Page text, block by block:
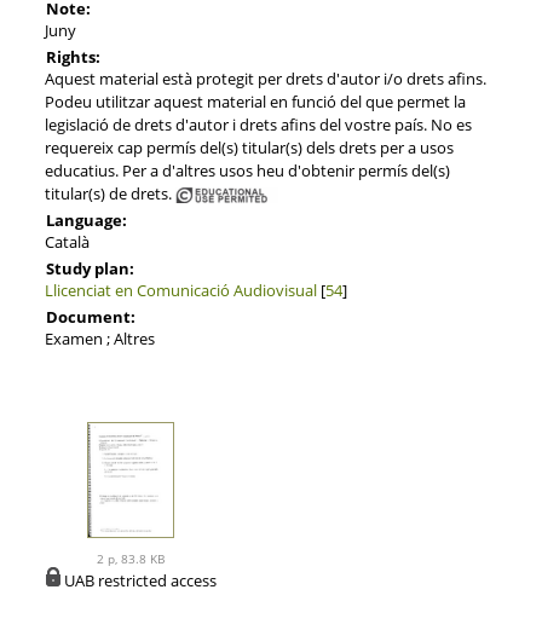
Note:
Juny
Rights:
Aquest material està protegit per drets d'autor i/o drets afins.
Podeu utilitzar aquest material en funció del que permet la
legislació de drets d'autor i drets afins del vostre país. No es
requereix cap permís del(s) titular(s) dels drets per a usos
educatius. Per a d'altres usos heu d'obtenir permís del(s)
titular(s) de drets.
Language:
Català
Study plan:
Llicenciat en Comunicació Audiovisual[54]
Document:
Examen ; Altres
2 p, 83.8 KB
UAB restricted access